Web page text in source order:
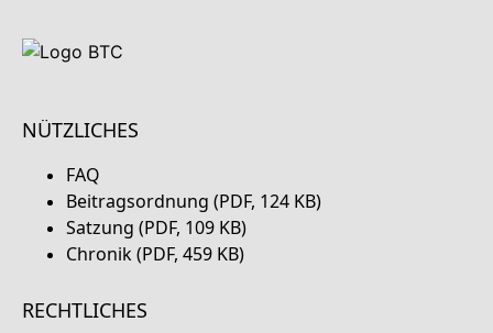
NÜTZLICHES
FAQ
Beitragsordnung (PDF, 124 KB)
Satzung (PDF, 109 KB)
Chronik (PDF, 459 KB)
RECHTLICHES